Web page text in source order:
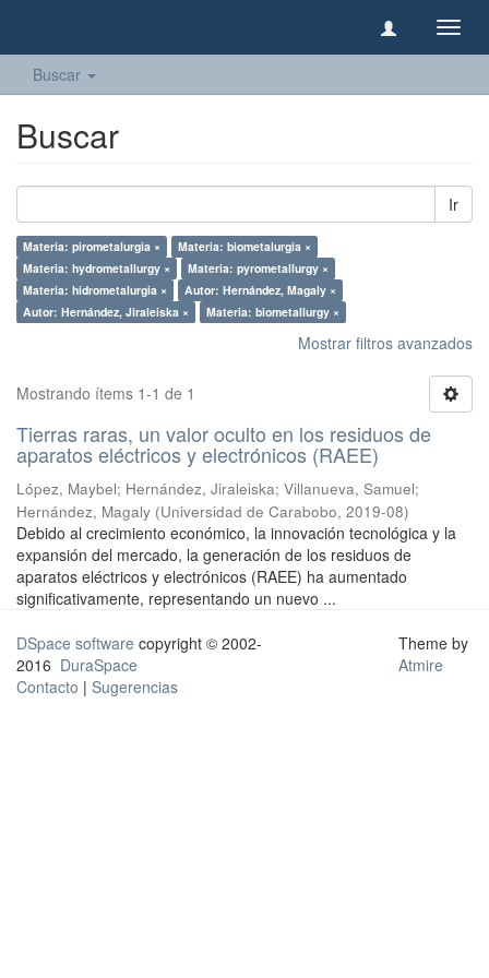
Buscar
Buscar
Ir
Materia: pirometalurgia ×
Materia: biometalurgia ×
Materia: hydrometallurgy ×
Materia: pyrometallurgy ×
Materia: hidrometalurgia ×
Autor: Hernández, Magaly ×
Autor: Hernández, Jiraleiska ×
Materia: biometallurgy ×
Mostrar filtros avanzados
Mostrando ítems 1-1 de 1
Tierras raras, un valor oculto en los residuos de
aparatos eléctricos y electrónicos (RAEE)
López, Maybel; Hernández, Jiraleiska; Villanueva, Samuel;
Hernández, Magaly (Universidad de Carabobo, 2019-08)
Debido al crecimiento económico, la innovación tecnológica y la
expansión del mercado, la generación de los residuos de
aparatos eléctricos y electrónicos (RAEE) ha aumentado
significativamente, representando un nuevo ...
DSpace software copyright © 2002-
2016 DuraSpace
Contacto | Sugerencias
Theme by
Atmire